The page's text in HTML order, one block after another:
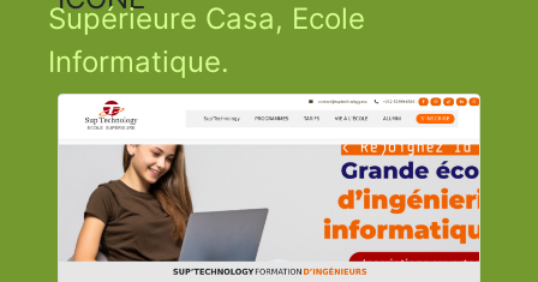
Supérieure Casa, Ecole
Informatique.